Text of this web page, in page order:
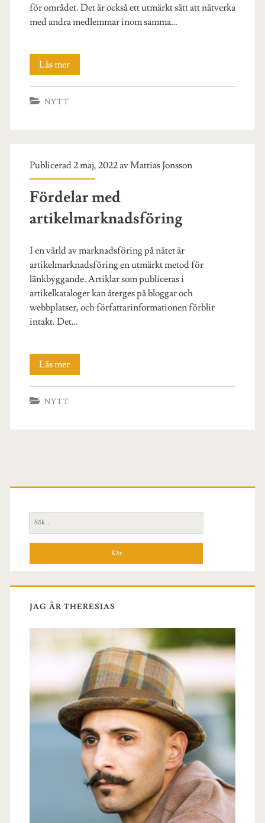
för området. Det är också ett utmärkt sätt att nätverka
med andra medlemmar inom samma…
Läs merHur
du
för
ditt
område
NYTT
Publicerad 2 maj, 2022 avMattias Jonsson
Fördelar med
artikelmarknadsföring
I en värld av marknadsföring på nätet är
artikelmarknadsföring en utmärkt metod för
länkbyggande. Artiklar som publiceras i
artikelkataloger kan återges på bloggar och
webbplatser, och författarinformationen förblir
intakt. Det…
Läs merFördelar
med
NYTT
Primär
sidopanel
Sök
efter:
JAG ÄR THERESIAS